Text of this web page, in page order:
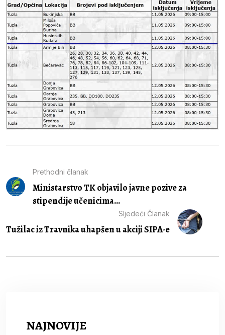
Prethodni članak
Ministarstvo TK objavilo javne pozive za
stipendije učenicima...
Sljedeći Članak
Tužilac iz Travnika uhapšen u akciji SIPA-e
NAJNOVIJE